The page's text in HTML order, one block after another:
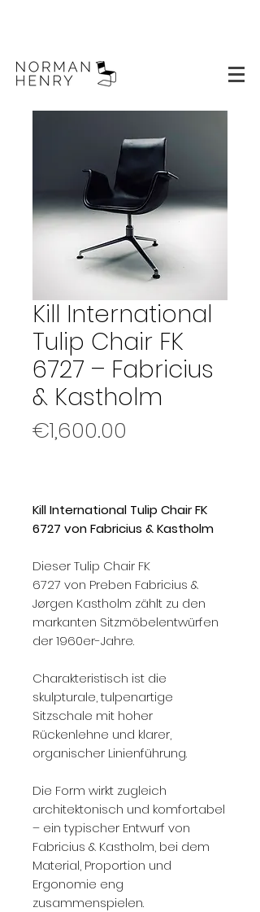
Kill International
Tulip Chair FK
6727 – Fabricius
& Kastholm
€1,600.00
Kill International Tulip Chair FK
6727 von Fabricius & Kastholm
Dieser Tulip Chair FK
6727 von Preben Fabricius &
Jørgen Kastholm zählt zu den
markanten Sitzmöbelentwürfen
der 1960er-Jahre.
Charakteristisch ist die
skulpturale, tulpenartige
Sitzschale mit hoher
Rückenlehne und klarer,
organischer Linienführung.
Die Form wirkt zugleich
architektonisch und komfortabel
– ein typischer Entwurf von
Fabricius & Kastholm, bei dem
Material, Proportion und
Ergonomie eng
zusammenspielen.